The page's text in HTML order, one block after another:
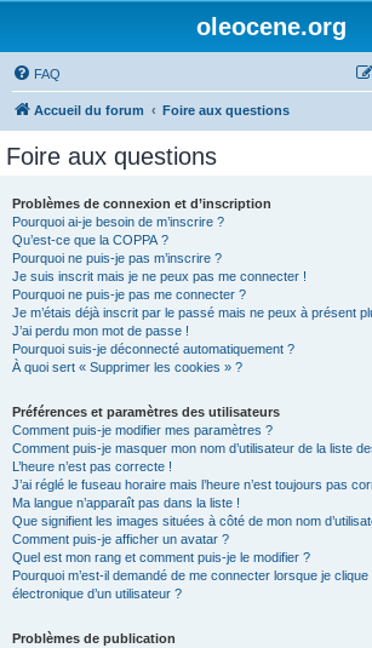
oleocene.org
FAQ
Accueil du forum Foire aux questions
Foire aux questions
Problèmes de connexion et d’inscription
Pourquoi ai-je besoin de m’inscrire ?
Qu’est-ce que la COPPA ?
Pourquoi ne puis-je pas m’inscrire ?
Je suis inscrit mais je ne peux pas me connecter !
Pourquoi ne puis-je pas me connecter ?
Je m’étais déjà inscrit par le passé mais ne peux à présent
J’ai perdu mon mot de passe !
Pourquoi suis-je déconnecté automatiquement ?
À quoi sert « Supprimer les cookies » ?
Préférences et paramètres des utilisateurs
Comment puis-je modifier mes paramètres ?
Comment puis-je masquer mon nom d’utilisateur de la liste
L’heure n’est pas correcte !
J’ai réglé le fuseau horaire mais l’heure n’est toujours pas
Ma langue n’apparaît pas dans la liste !
Que signifient les images situées à côté de mon nom
Comment puis-je afficher un avatar ?
Quel est mon rang et comment puis-je le modifier ?
Pourquoi m’est-il demandé de me connecter lorsque je
électronique d’un utilisateur ?
Problèmes de publication